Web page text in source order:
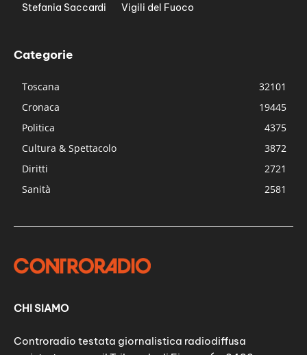
Stefania Saccardi
Vigili del Fuoco
Categorie
Toscana
32101
Cronaca
19445
Politica
4375
Cultura & Spettacolo
3872
Diritti
2721
Sanità
2581
CHI SIAMO
Controradio testata giornalistica radiodiffusa